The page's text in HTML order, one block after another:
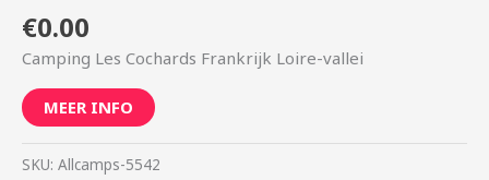
€0.00
Camping Les Cochards Frankrijk Loire-vallei
MEER INFO
SKU: Allcamps-5542